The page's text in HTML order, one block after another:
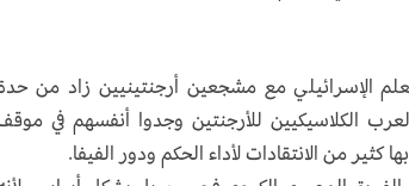
الإسرائيلي مع مشجعين أرجنتينيين زاد من
الكلاسيكيين للأرجنتين وجدوا أنفسهم في
من الانتقادات لأداء الحكم ودور الفيفا.